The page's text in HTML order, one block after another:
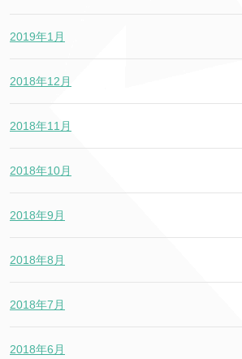
2019年1月
2018年12月
2018年11月
2018年10月
2018年9月
2018年8月
2018年7月
2018年6月